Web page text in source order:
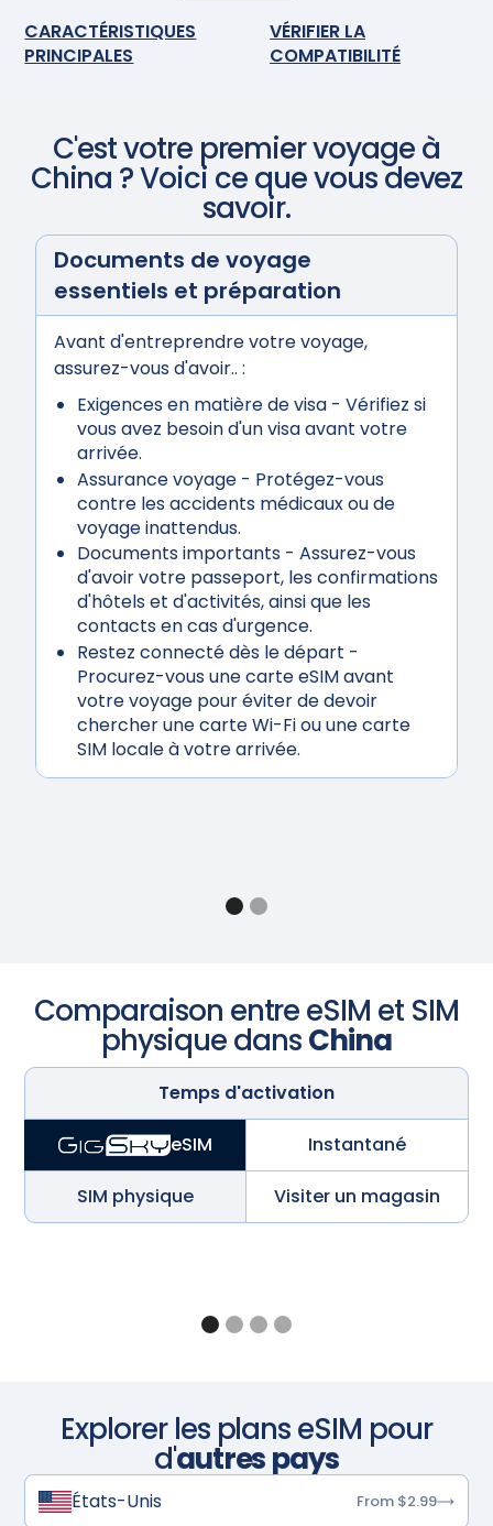
CARACTÉRISTIQUES
PRINCIPALES
VÉRIFIER LA
COMPATIBILITÉ
C'est votre premier voyage à
China ? Voici ce que vous devez
savoir.
Documents de voyage
essentiels et préparation
Avant d'entreprendre votre voyage,
assurez-vous d'avoir.. :
Exigences en matière de visa - Vérifiez si
vous avez besoin d'un visa avant votre
arrivée.
Assurance voyage - Protégez-vous
contre les accidents médicaux ou de
voyage inattendus.
Documents importants - Assurez-vous
d'avoir votre passeport, les confirmations
d'hôtels et d'activités, ainsi que les
contacts en cas d'urgence.
Restez connecté dès le départ -
Procurez-vous une carte eSIM avant
votre voyage pour éviter de devoir
chercher une carte Wi-Fi ou une carte
SIM locale à votre arrivée.
Comparaison entre eSIM et SIM
physique dansChina
Temps d'activation
eSIM Instantané
SIM physique Visiter un magasin
Explorer les plans eSIM pour
d'autres pays
États-Unis From $2.99